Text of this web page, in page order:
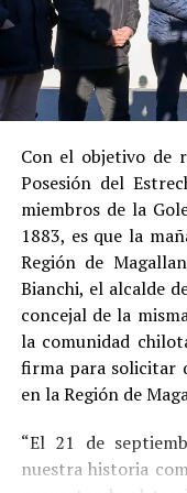
Su
registrar
Estas
procedimiento
cumplimiento
Indemnización a
por ocultamiento
En el ámbito civil, el
enseptiembre de
Pedro Montecinos a
$120 millonespor
$80 millones
$40 millones
Sin embargo, la
Con el objetivo de
Posesión del
miembros de la
1883, es que la
Región de
Bianchi, el alcalde
concejal de la
la comunidad
firma para solicitar
en la Región de
“El 21 de
nuestra historia